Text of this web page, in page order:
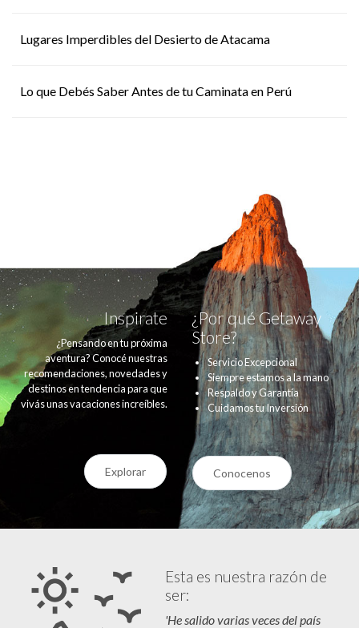
Lugares Imperdibles del Desierto de Atacama
Lo que Debés Saber Antes de tu Caminata en Perú
Inspirate
¿Pensando en tu próxima
aventura? Conocé nuestras
recomendaciones, novedades y
destinos en tendencia para que
vivás unas vacaciones increíbles.
¿Por qué Getaway
Store?
Servicio Excepcional
Siempre estamos a la mano
Respaldo y Garantía
Cuidamos tu Inversión
Explorar Conocenos
Esta es nuestra razón de
ser:
'He salido varias veces del país